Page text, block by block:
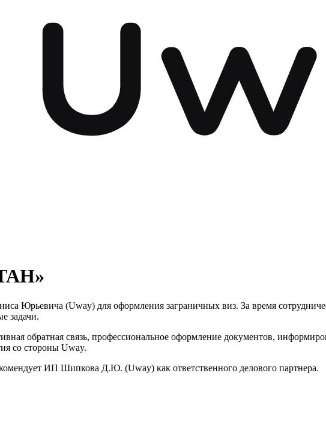
(Uway) для оформления заграничных виз. За время
задачи.
обратная связь, профессиональное оформление документов,
со стороны Uway.
ИП Шипкова Д.Ю. (Uway) как ответственного делового партнера.